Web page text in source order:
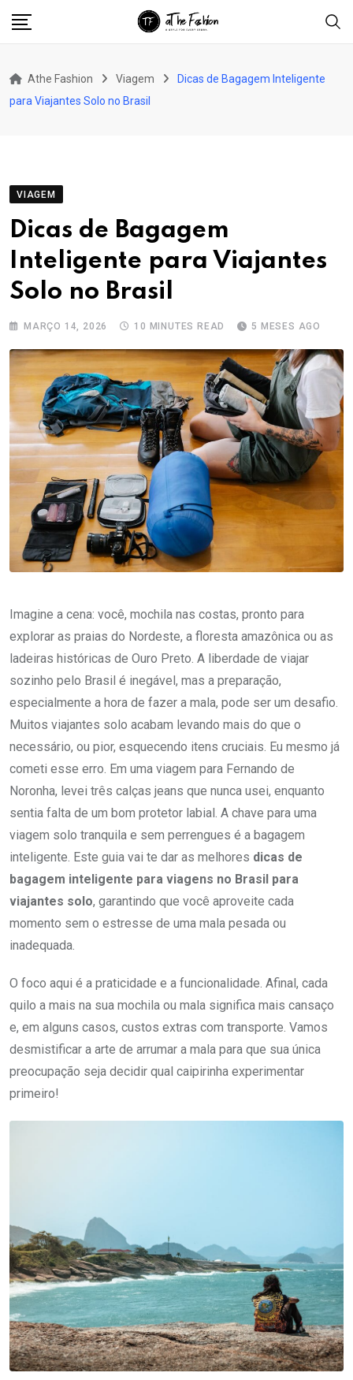
Athe Fashion Viagem
Dicas de Bagagem Inteligente
para Viajantes Solo no Brasil
VIAGEM
Dicas de Bagagem
Inteligente para Viajantes
Solo no Brasil
MARÇO 14, 2026 10 MINUTES READ 5 MESES AGO
Imagine a cena: você, mochila nas costas, pronto para
explorar as praias do Nordeste, a floresta amazônica ou as
ladeiras históricas de Ouro Preto. A liberdade de viajar
sozinho pelo Brasil é inegável, mas a preparação,
especialmente a hora de fazer a mala, pode ser um desafio.
Muitos viajantes solo acabam levando mais do que o
necessário, ou pior, esquecendo itens cruciais. Eu mesmo já
cometi esse erro. Em uma viagem para Fernando de
Noronha, levei três calças jeans que nunca usei, enquanto
sentia falta de um bom protetor labial. A chave para uma
viagem solo tranquila e sem perrengues é a bagagem
inteligente. Este guia vai te dar as melhores dicas de
bagagem inteligente para viagens no Brasil para
viajantes solo, garantindo que você aproveite cada
momento sem o estresse de uma mala pesada ou
inadequada.
O foco aqui é a praticidade e a funcionalidade. Afinal, cada
quilo a mais na sua mochila ou mala significa mais cansaço
e, em alguns casos, custos extras com transporte. Vamos
desmistificar a arte de arrumar a mala para que sua única
preocupação seja decidir qual caipirinha experimentar
primeiro!